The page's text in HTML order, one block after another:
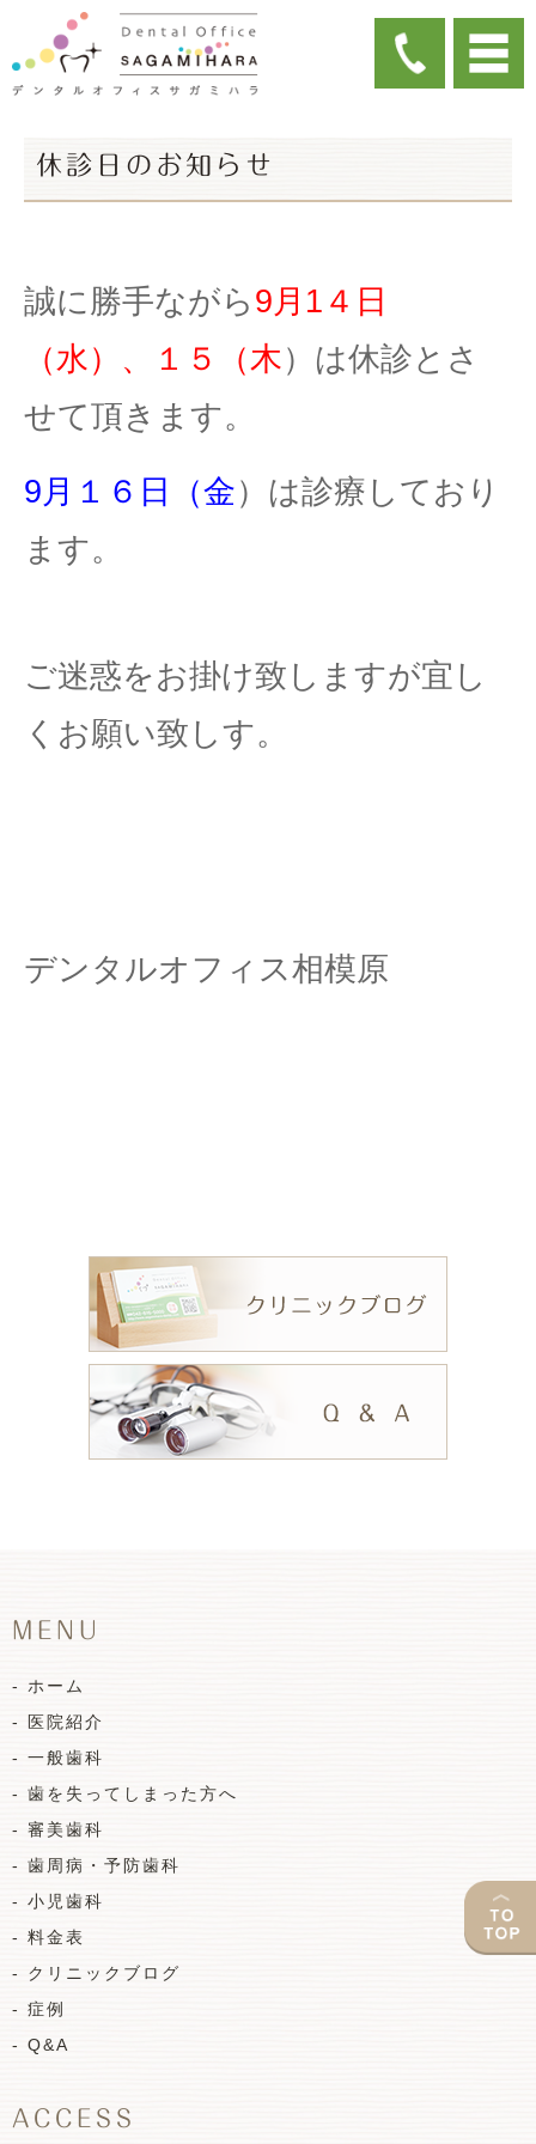
休診日のお知らせ
誠に勝手ながら9月1４日
（水）、１５（木）は休診とさ
せて頂きます。
9月１６日（金）は診療しており
ます。
ご迷惑をお掛け致しますが宜し
くお願い致しす。
デンタルオフィス相模原
MENU
- ホーム
- 医院紹介
- 一般歯科
- 歯を失ってしまった方へ
- 審美歯科
- 歯周病・予防歯科
- 小児歯科
- 料金表
- クリニックブログ
- 症例
- Q&A
ACCESS